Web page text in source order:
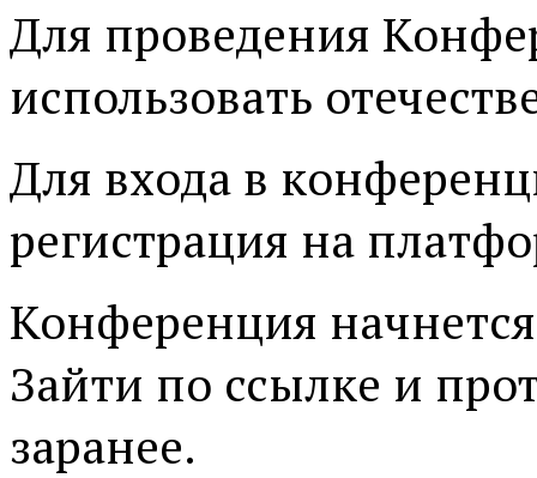
Для проведения
использовать
Для входа в
регистрация на
Конференция
Зайти по ссылке и
заранее.